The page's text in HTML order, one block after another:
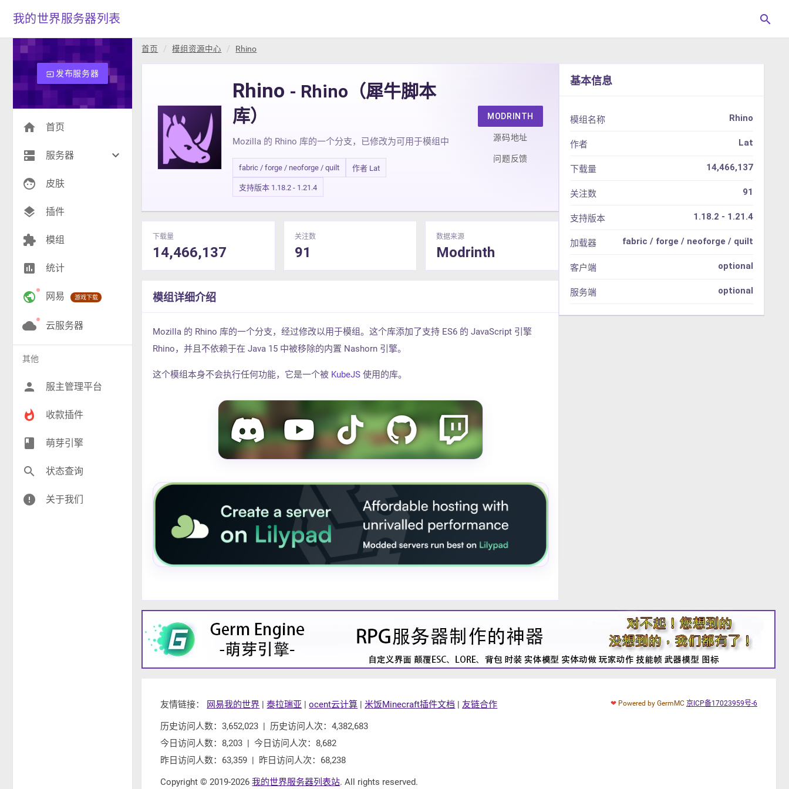
我的世界服务器列表 search
input发布服务器
home 首页
dns 服务器 keyboard_arrow_down
生存(233)
创造(7)
RPG(187)
小游戏(17)
神奇宝贝(27)
工业(9)
face 皮肤
layers 插件
extension 模组
insert_chart 统计
public 网易 游戏下载
cloud 云服务器
其他
person 服主管理平台
whatshot 收款插件
class 萌芽引擎
search 状态查询
error 关于我们
首页 模组资源中心 Rhino
Rhino - Rhino（犀牛脚本
库）
Mozilla 的 Rhino 库的一个分支，已修改为可用于模组中
fabric / forge / neoforge / quilt 作者 Lat
支持版本 1.18.2 - 1.21.4
MODRINTH
源码地址
问题反馈
下载量
14,466,137
关注数
91
数据来源
Modrinth
模组详细介绍
Mozilla 的 Rhino 库的一个分支，经过修改以用于模组。这个库添加了支持 ES6 的 JavaScript 引擎
Rhino，并且不依赖于在 Java 15 中被移除的内置 Nashorn 引擎。
这个模组本身不会执行任何功能，它是一个被 KubeJS 使用的库。
基本信息
模组名称 Rhino
作者 Lat
下载量 14,466,137
关注数 91
支持版本 1.18.2 - 1.21.4
加载器 fabric / forge / neoforge / quilt
客户端 optional
服务端 optional
友情链接： 网易我的世界 |泰拉瑞亚 |ocent云计算 |米饭Minecraft插件文档 | 友链合作
历史访问人数：3,652,023 | 历史访问人次：4,382,683
今日访问人数：8,203 | 今日访问人次：8,682
昨日访问人数：63,359 | 昨日访问人次：68,238
Copyright © 2019-2026我的世界服务器列表站. All rights reserved.
❤ Powered by GermMC 京ICP备17023959号-6